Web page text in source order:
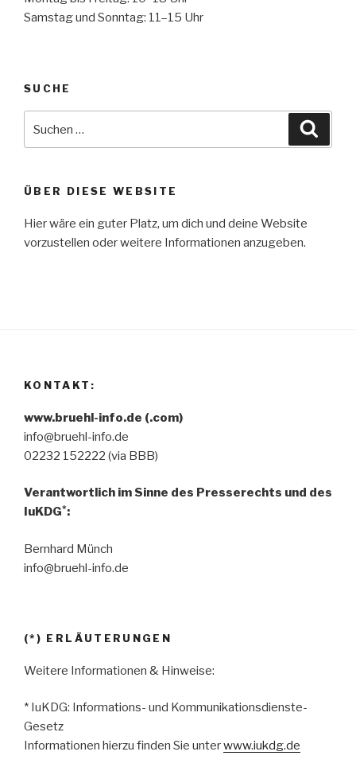
Samstag und Sonntag: 11–15 Uhr
SUCHE
nach:
ÜBER DIESE WEBSITE
Hier wäre ein guter Platz, um dich und deine Website
vorzustellen oder weitere Informationen anzugeben.
KONTAKT:
www.bruehl-info.de (.com)
info@bruehl-info.de
02232 152222 (via BBB)
Verantwortlich im Sinne des Presserechts und des
IuKDG*:
Bernhard Münch
info@bruehl-info.de
(*) ERLÄUTERUNGEN
Weitere Informationen & Hinweise:
* IuKDG: Informations- und Kommunikationsdienste-
Gesetz
Informationen hierzu finden Sie unterwww.iukdg.de